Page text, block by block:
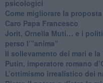
psicologici
Come migliorare la
Caro Papa Francesco
​Jorit, Ornella Muti… e i
perso l’”anima”
​Il sollevamento dei mari e la
Putin, imperatore romano
​L’ottimismo irrealistico dei